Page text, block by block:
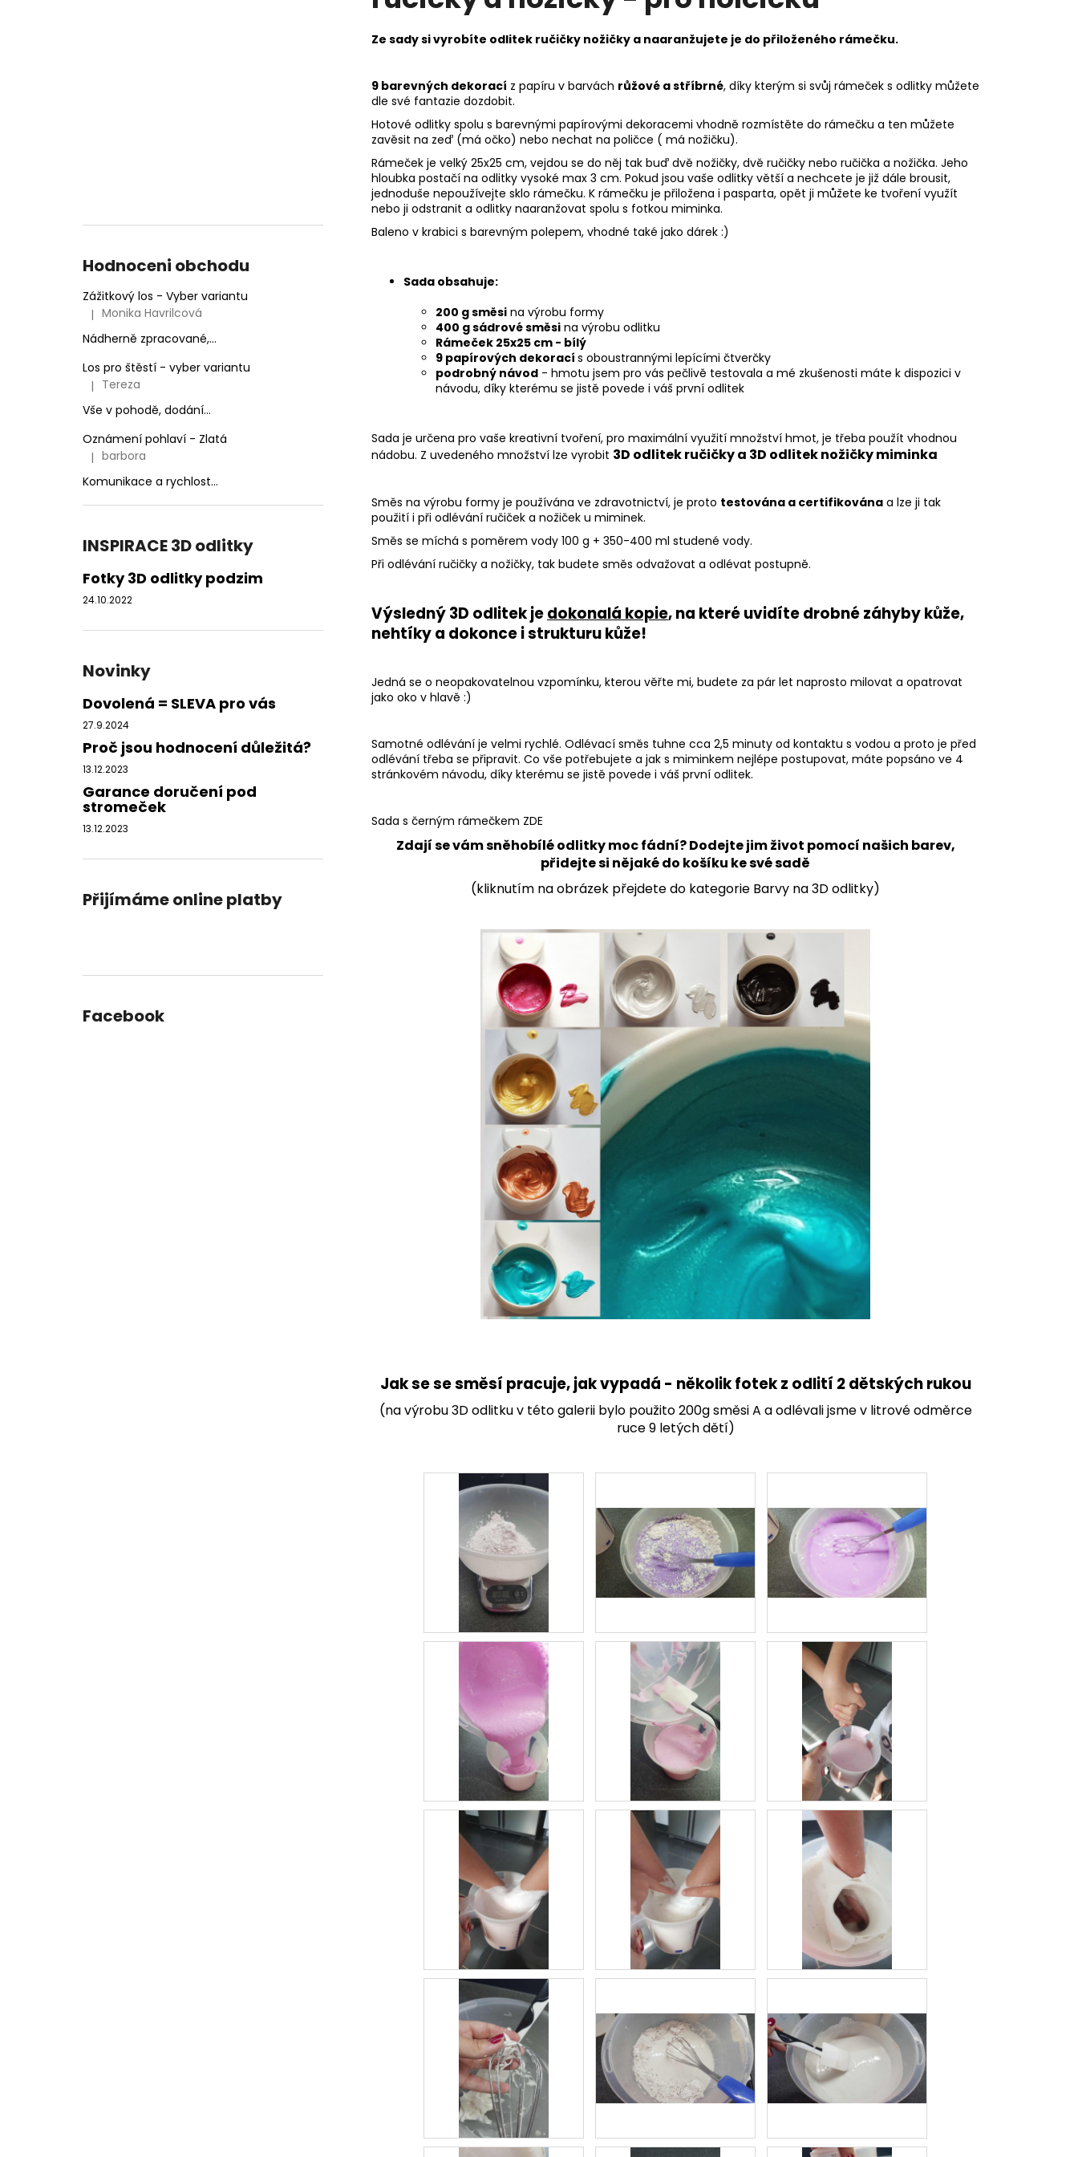
Hodnoceni obchodu
Zážitkový los - Vyber variantu
Hodnocení produktu je 5 z 5 hvězdiček.
| Monika Havrilcová
Nádherně zpracované,...
Los pro štěstí - vyber variantu
Hodnocení produktu je 3 z 5 hvězdiček.
| Tereza
Vše v pohodě, dodání...
Oznámení pohlaví - Zlatá
Hodnocení produktu je 5 z 5 hvězdiček.
| barbora
Komunikace a rychlost...
INSPIRACE 3D odlitky
Fotky 3D odlitky podzim
24.10.2022
Novinky
Dovolená = SLEVA pro vás
27.9.2024
Proč jsou hodnocení důležitá?
13.12.2023
Garance doručení pod
stromeček
13.12.2023
Přijímáme online platby
Facebook
Ze sady si vyrobíte odlitek ručičky nožičky a naaranžujete je do přiloženého rámečku.
9 barevných dekorací z papíru v barvách růžové a stříbrné, díky kterým si svůj rámeček s odlitky můžete
dle své fantazie dozdobit.
Hotové odlitky spolu s barevnými papírovými dekoracemi vhodně rozmístěte do rámečku a ten můžete
zavěsit na zeď (má očko) nebo nechat na poličce ( má nožičku).
Rámeček je velký 25x25 cm, vejdou se do něj tak buď dvě nožičky, dvě ručičky nebo ručička a nožička. Jeho
hloubka postačí na odlitky vysoké max 3 cm. Pokud jsou vaše odlitky větší a nechcete je již dále brousit,
jednoduše nepoužívejte sklo rámečku. K rámečku je přiložena i pasparta, opět ji můžete ke tvoření využít
nebo ji odstranit a odlitky naaranžovat spolu s fotkou miminka.
Baleno v krabici s barevným polepem, vhodné také jako dárek :)
Sada obsahuje:
200 g směsi na výrobu formy
400 g sádrové směsi na výrobu odlitku
Rámeček 25x25 cm - bílý
9 papírových dekorací s oboustrannými lepícími čtverčky
podrobný návod - hmotu jsem pro vás pečlivě testovala a mé zkušenosti máte k dispozici v
návodu, díky kterému se jistě povede i váš první odlitek
Sada je určena pro vaše kreativní tvoření, pro maximální využití množství hmot, je třeba použít vhodnou
nádobu. Z uvedeného množství lze vyrobit 3D odlitek ručičky a 3D odlitek nožičky miminka
Směs na výrobu formy je používána ve zdravotnictví, je proto testována a certifikována a lze ji tak
použití i při odlévání ručiček a nožiček u miminek.
Směs se míchá s poměrem vody 100 g + 350-400 ml studené vody.
Při odlévání ručičky a nožičky, tak budete směs odvažovat a odlévat postupně.
Výsledný 3D odlitek jedokonalá kopie, na které uvidíte drobné záhyby kůže,
nehtíky a dokonce i strukturu kůže!
Jedná se o neopakovatelnou vzpomínku, kterou věřte mi, budete za pár let naprosto milovat a opatrovat
jako oko v hlavě :)
Samotné odlévání je velmi rychlé. Odlévací směs tuhne cca 2,5 minuty od kontaktu s vodou a proto je před
odlévání třeba se připravit. Co vše potřebujete a jak s miminkem nejlépe postupovat, máte popsáno ve 4
stránkovém návodu, díky kterému se jistě povede i váš první odlitek.
Sada s černým rámečkem ZDE
Zdají se vám sněhobílé odlitky moc fádní? Dodejte jim život pomocí našich barev,
přidejte si nějaké do košíku ke své sadě
(kliknutím na obrázek přejdete do kategorie Barvy na 3D odlitky)
Jak se se směsí pracuje, jak vypadá - několik fotek z odlití 2 dětských rukou
(na výrobu 3D odlitku v této galerii bylo použito 200g směsi A a odlévali jsme v litrové odměrce
ruce 9 letých dětí)